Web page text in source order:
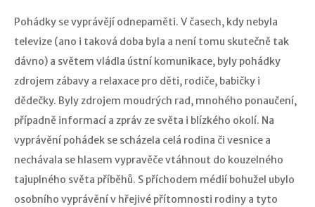
Pohádky se vyprávějí odnepaměti. V časech, kdy nebyla
televize (ano i taková doba byla a není tomu skutečně tak
dávno) a světem vládla ústní komunikace, byly pohádky
zdrojem zábavy a relaxace pro děti, rodiče, babičky i
dědečky. Byly zdrojem moudrých rad, mnohého ponaučení,
případně informací a zpráv ze světa i blízkého okolí. Na
vyprávění pohádek se scházela celá rodina či vesnice a
nechávala se hlasem vypravěče vtáhnout do kouzelného
tajuplného světa příběhů. S příchodem médií bohužel ubylo
osobního vyprávění v hřejivé přítomnosti rodiny a tyto